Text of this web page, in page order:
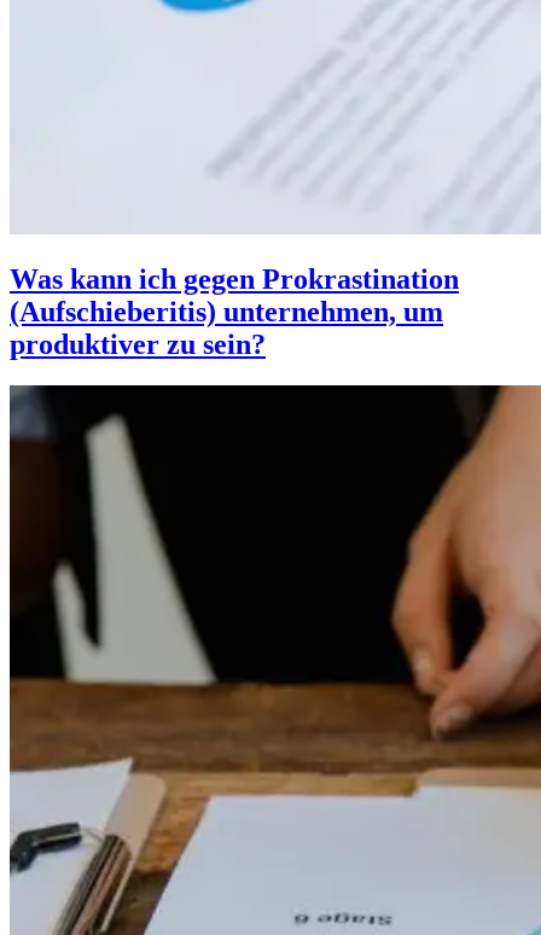
Was kann ich gegen Prokrastination
(Aufschieberitis) unternehmen, um
produktiver zu sein?